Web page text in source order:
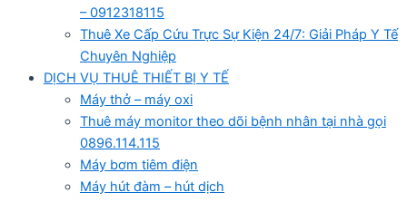
– 0912318115
Thuê Xe Cấp Cứu Trực Sự Kiện 24/7: Giải Pháp Y Tế
Chuyên Nghiệp
DỊCH VỤ THUÊ THIẾT BỊ Y TẾ
Máy thở – máy oxi
Thuê máy monitor theo dõi bệnh nhân tại nhà gọi
0896.114.115
Máy bơm tiêm điện
Máy hút đàm – hút dịch